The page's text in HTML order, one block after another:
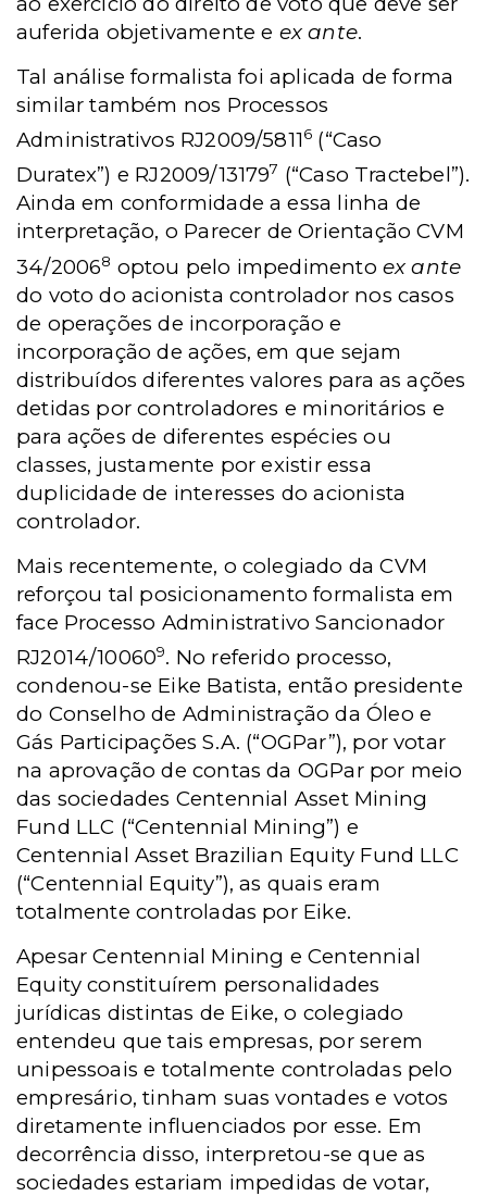
auferida objetivamente e ex ante.
Tal análise formalista foi aplicada de forma
similar também nos Processos
Administrativos RJ2009/58116 (“Caso
Duratex”) e RJ2009/131797 (“Caso Tractebel”).
Ainda em conformidade a essa linha de
interpretação, o Parecer de Orientação CVM
34/20068 optou pelo impedimento ex ante
do voto do acionista controlador nos casos
de operações de incorporação e
incorporação de ações, em que sejam
distribuídos diferentes valores para as ações
detidas por controladores e minoritários e
para ações de diferentes espécies ou
classes, justamente por existir essa
duplicidade de interesses do acionista
controlador.
Mais recentemente, o colegiado da CVM
reforçou tal posicionamento formalista em
face Processo Administrativo Sancionador
RJ2014/100609. No referido processo,
condenou-se Eike Batista, então presidente
do Conselho de Administração da Óleo e
Gás Participações S.A. (“OGPar”), por votar
na aprovação de contas da OGPar por meio
das sociedades Centennial Asset Mining
Fund LLC (“Centennial Mining”) e
Centennial Asset Brazilian Equity Fund LLC
(“Centennial Equity”), as quais eram
totalmente controladas por Eike.
Apesar Centennial Mining e Centennial
Equity constituírem personalidades
jurídicas distintas de Eike, o colegiado
entendeu que tais empresas, por serem
unipessoais e totalmente controladas pelo
empresário, tinham suas vontades e votos
diretamente influenciados por esse. Em
decorrência disso, interpretou-se que as
sociedades estariam impedidas de votar,